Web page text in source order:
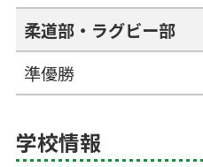
柔道部・ラグビー部
準優勝
学校情報